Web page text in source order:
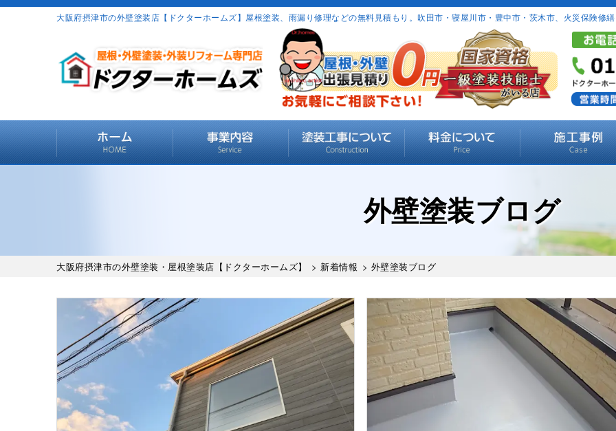
大阪府摂津市の外壁塗装店【ドクターホームズ】屋根塗装、雨漏り修理などの無料見積もり。吹田市・寝屋川市・豊中市・茨木市、火災保険修
外壁塗装ブログ
大阪府摂津市の外壁塗装・屋根塗装店【ドクターホームズ】 > 新着情報 > 外壁塗装ブログ